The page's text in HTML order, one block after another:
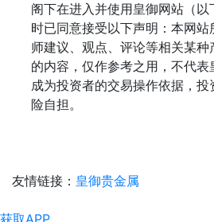
阁下在进入并使用皇御网站（以
时已同意接受以下声明：本网
师建议、观点、评论等相关某
的内容，仅作参考之用，不代
成为投资者的交易操作依据，
险自担。
友情链接： 皇御贵金属
获取APP